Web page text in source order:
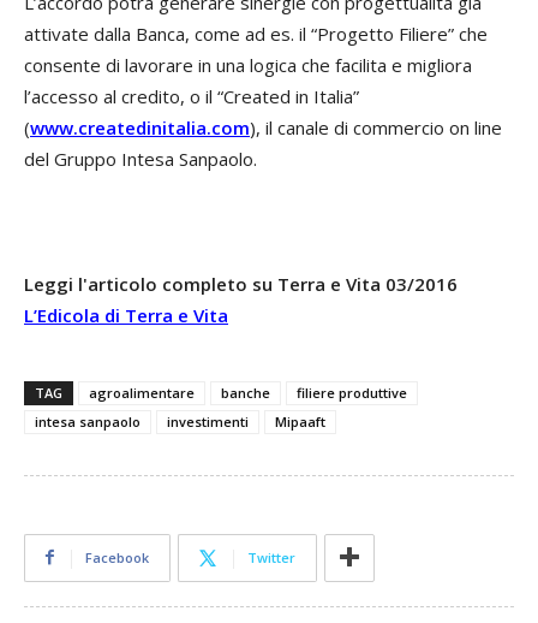
attivate dalla Banca, come ad es. il “Progetto Filiere” che
consente di lavorare in una logica che facilita e migliora
l’accesso al credito, o il “Created in Italia”
(www.createdinitalia.com), il canale di commercio on line
del Gruppo Intesa Sanpaolo.
Leggi l'articolo completo su Terra e Vita 03/2016
L’Edicola di Terra e Vita
TAG agroalimentare banche
filiere produttive
intesa sanpaolo
investimenti Mipaaft
Facebook Twitter